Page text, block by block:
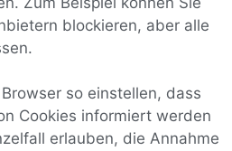
blockieren, aber alle
so einstellen, dass
Cookies informiert werden
erlauben, die Annahme